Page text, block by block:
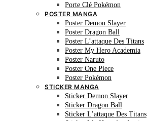
Porte Clé Pokémon
POSTER MANGA
Poster Demon Slayer
Poster Dragon Ball
Poster L’attaque Des Titans
Poster My Hero Academia
Poster Naruto
Poster One Piece
Poster Pokémon
STICKER MANGA
Sticker Demon Slayer
Sticker Dragon Ball
Sticker L’attaque Des Titans